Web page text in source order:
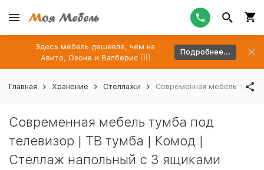
Здесь мебель дешевле, чем на
Авито, Озоне и Валберис 👉🏻
Подробнее...
Главная Хранение Стеллажи Современная мебель
Современная мебель тумба под
телевизор | ТВ тумба | Комод |
Стеллаж напольный с 3 ящиками